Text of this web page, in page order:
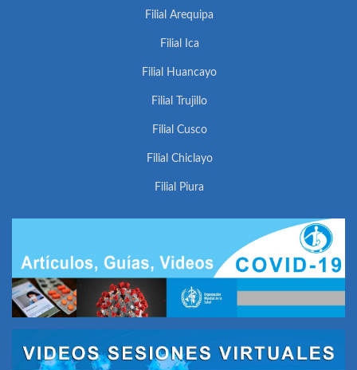
Filial Arequipa
Filial Ica
Filial Huancayo
Filial Trujillo
Filial Cusco
Filial Chiclayo
Filial Piura